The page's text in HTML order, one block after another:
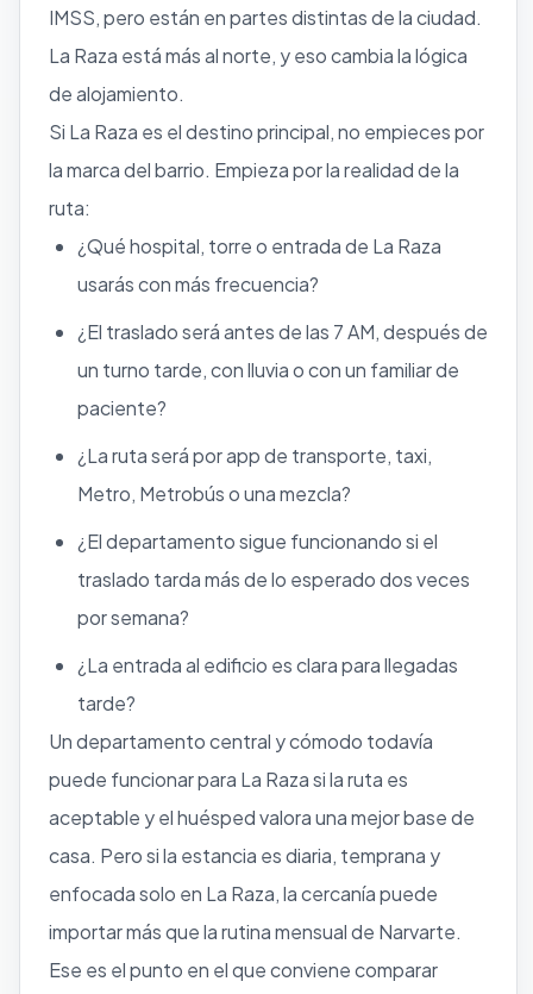
IMSS, pero están en partes distintas de la ciudad.
La Raza está más al norte, y eso cambia la lógica
de alojamiento.
Si La Raza es el destino principal, no empieces por
la marca del barrio. Empieza por la realidad de la
ruta:
¿Qué hospital, torre o entrada de La Raza
usarás con más frecuencia?
¿El traslado será antes de las 7 AM, después de
un turno tarde, con lluvia o con un familiar de
paciente?
¿La ruta será por app de transporte, taxi,
Metro, Metrobús o una mezcla?
¿El departamento sigue funcionando si el
traslado tarda más de lo esperado dos veces
por semana?
¿La entrada al edificio es clara para llegadas
tarde?
Un departamento central y cómodo todavía
puede funcionar para La Raza si la ruta es
aceptable y el huésped valora una mejor base de
casa. Pero si la estancia es diaria, temprana y
enfocada solo en La Raza, la cercanía puede
importar más que la rutina mensual de Narvarte.
Ese es el punto en el que conviene comparar